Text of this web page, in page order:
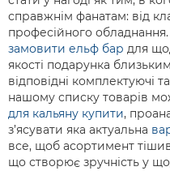
справжнім фанатам: від
професійного
замовити ельф бар для
якості подарунка
відповідні комплектуючі
нашому списку товарів
для кальяну купити,
з’ясувати яка актуальна
все, щоб асортимент
що створює зручність у